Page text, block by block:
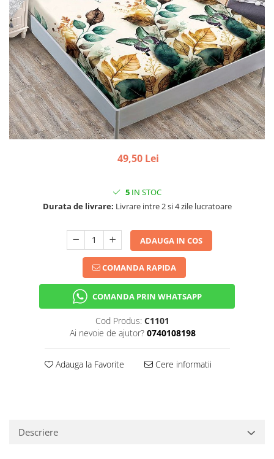
49,50 Lei
5 IN STOC
Durata de livrare: Livrare intre 2 si 4 zile lucratoare
ADAUGA IN COS
COMANDA RAPIDA
COMANDA PRIN WHATSAPP
Cod Produs: C1101
Ai nevoie de ajutor? 0740108198
Adauga la Favorite Cere informatii
Descriere